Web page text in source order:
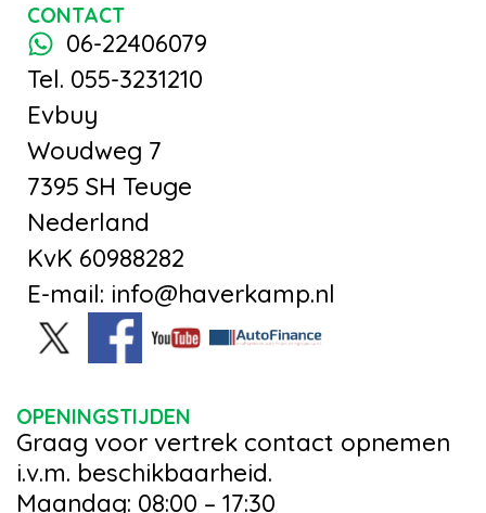
CONTACT
06-22406079
Tel. 055-3231210
Evbuy
Woudweg 7
7395 SH Teuge
Nederland
KvK 60988282
E-mail: info@haverkamp.nl
OPENINGSTIJDEN
Graag voor vertrek contact opnemen
i.v.m. beschikbaarheid.
Maandag: 08:00 – 17:30